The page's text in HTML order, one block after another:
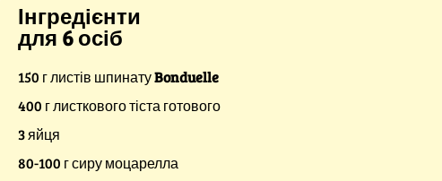
Інгредієнти
для 6 осіб
150 г листів шпинатуBonduelle
400 г листкового тіста готового
3 яйця
80-100 г сиру моцарелла